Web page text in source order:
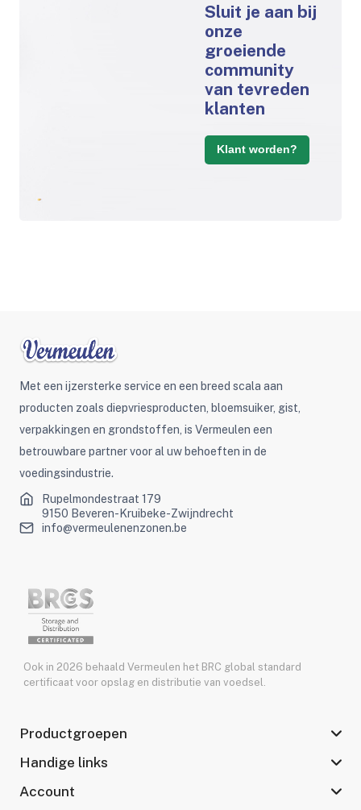
Sluit je aan bij
onze
groeiende
community
van tevreden
klanten
Klant worden?
Met een ijzersterke service en een breed scala aan
producten zoals diepvriesproducten, bloemsuiker, gist,
verpakkingen en grondstoffen, is Vermeulen een
betrouwbare partner voor al uw behoeften in de
voedingsindustrie.
Rupelmondestraat 179
9150 Beveren-Kruibeke-Zwijndrecht
info@vermeulenenzonen.be
Ook in 2026 behaald Vermeulen het BRC global standard
certificaat voor opslag en distributie van voedsel.
Productgroepen
Handige links
Account